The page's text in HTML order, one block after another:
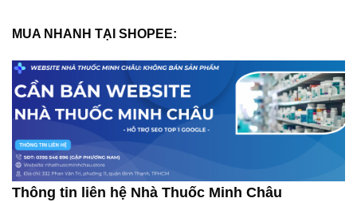
MUA NHANH TẠI SHOPEE:
Thông tin liên hệ Nhà Thuốc Minh Châu